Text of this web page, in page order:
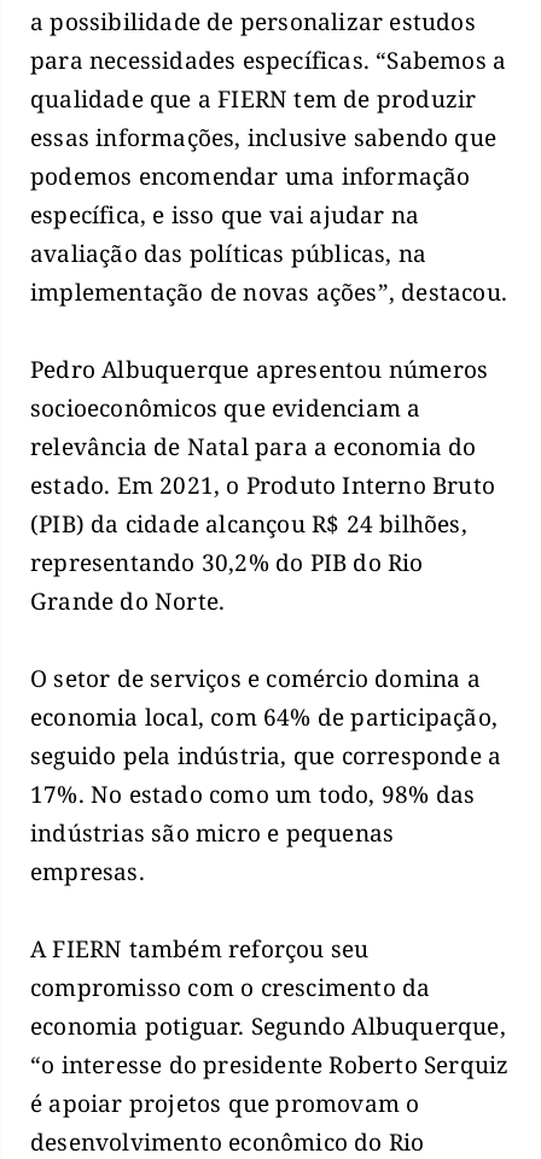
a possibilidade de personalizar estudos
para necessidades específicas. “Sabemos a
qualidade que a FIERN tem de produzir
essas informações, inclusive sabendo que
podemos encomendar uma informação
específica, e isso que vai ajudar na
avaliação das políticas públicas, na
implementação de novas ações”, destacou.
Pedro Albuquerque apresentou números
socioeconômicos que evidenciam a
relevância de Natal para a economia do
estado. Em 2021, o Produto Interno Bruto
(PIB) da cidade alcançou R$ 24 bilhões,
representando 30,2% do PIB do Rio
Grande do Norte.
O setor de serviços e comércio domina a
economia local, com 64% de participação,
seguido pela indústria, que corresponde a
17%. No estado como um todo, 98% das
indústrias são micro e pequenas
empresas.
A FIERN também reforçou seu
compromisso com o crescimento da
economia potiguar. Segundo Albuquerque,
“o interesse do presidente Roberto Serquiz
é apoiar projetos que promovam o
desenvolvimento econômico do Rio